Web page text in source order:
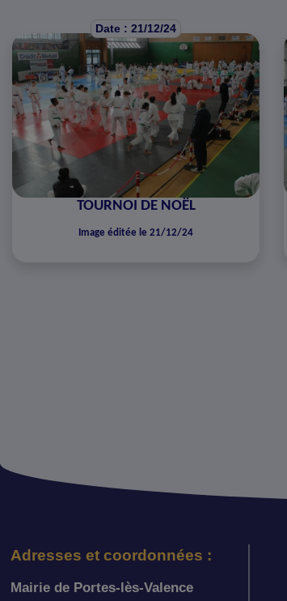
Date : 21/12/24
TOURNOI DE NOËL
Image éditée le 21/12/24
Adresses et coordonnées :
Mairie de Portes-lès-Valence